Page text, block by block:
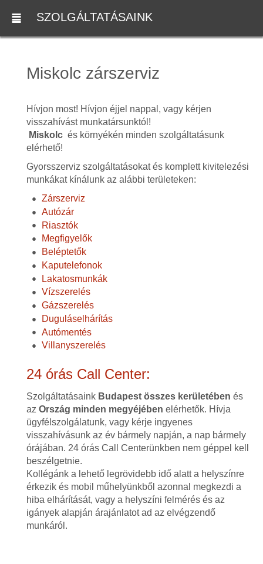
SZOLGÁLTATÁSAINK
Miskolc zárszerviz
Hívjon most! Hívjon éjjel nappal, vagy kérjen
visszahívást munkatársunktól!
Miskolc és környékén minden szolgáltatásunk
elérhető!
Gyorsszerviz szolgáltatásokat és komplett kivitelezési
munkákat kínálunk az alábbi területeken:
Zárszerviz
Autózár
Riasztók
Megfigyelők
Beléptetők
Kaputelefonok
Lakatosmunkák
Vízszerelés
Gázszerelés
Duguláselhárítás
Autómentés
Villanyszerelés
24 órás Call Center:
Szolgáltatásaink Budapest összes kerületében és
az Ország minden megyéjében elérhetők. Hívja
ügyfélszolgálatunk, vagy kérje ingyenes
visszahívásunk az év bármely napján, a nap bármely
órájában. 24 órás Call Centerünkben nem géppel kell
beszélgetnie.
Kollégánk a lehető legrövidebb idő alatt a helyszínre
érkezik és mobil műhelyünkből azonnal megkezdi a
hiba elhárítását, vagy a helyszíni felmérés és az
igányek alapján árajánlatot ad az elvégzendő
munkáról.